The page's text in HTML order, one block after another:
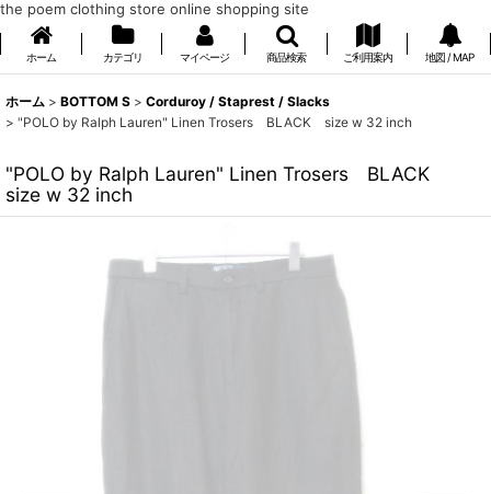
the poem clothing store online shopping site
ホーム カテゴリ マイページ 商品検索 ご利用案内 地図 / MAP
ホーム > BOTTOM S > Corduroy / Staprest / Slacks
> "POLO by Ralph Lauren" Linen Trosers BLACK size w 32 inch
"POLO by Ralph Lauren" Linen Trosers BLACK
size w 32 inch